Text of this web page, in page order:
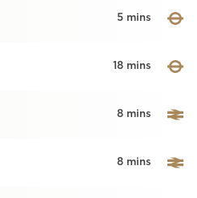
5 mins
18 mins
8 mins
8 mins